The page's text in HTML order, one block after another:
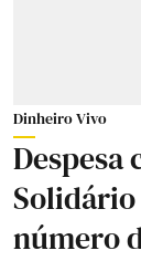
Dinheiro Vivo
Despesa
Solidário
número